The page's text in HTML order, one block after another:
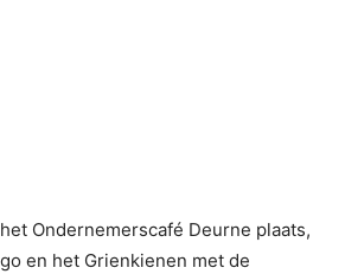
Ondernemerscafé Deurne plaats,
en het Grienkienen met de